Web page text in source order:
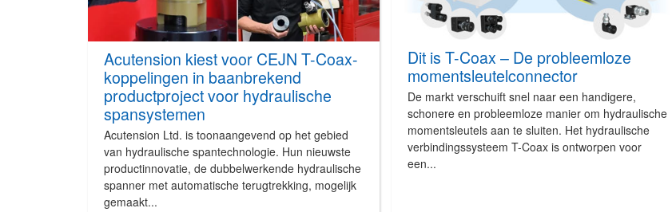
Acutension kiest voor CEJN T-Coax-
koppelingen in baanbrekend
productproject voor hydraulische
spansystemen
Acutension Ltd. is toonaangevend op het gebied
van hydraulische spantechnologie. Hun nieuwste
productinnovatie, de dubbelwerkende hydraulische
spanner met automatische terugtrekking, mogelijk
gemaakt...
Dit is T-Coax – De probleemloze
momentsleutelconnector
De markt verschuift snel naar een handigere,
schonere en probleemloze manier om hydraulische
momentsleutels aan te sluiten. Het hydraulische
verbindingssysteem T-Coax is ontworpen voor
een...